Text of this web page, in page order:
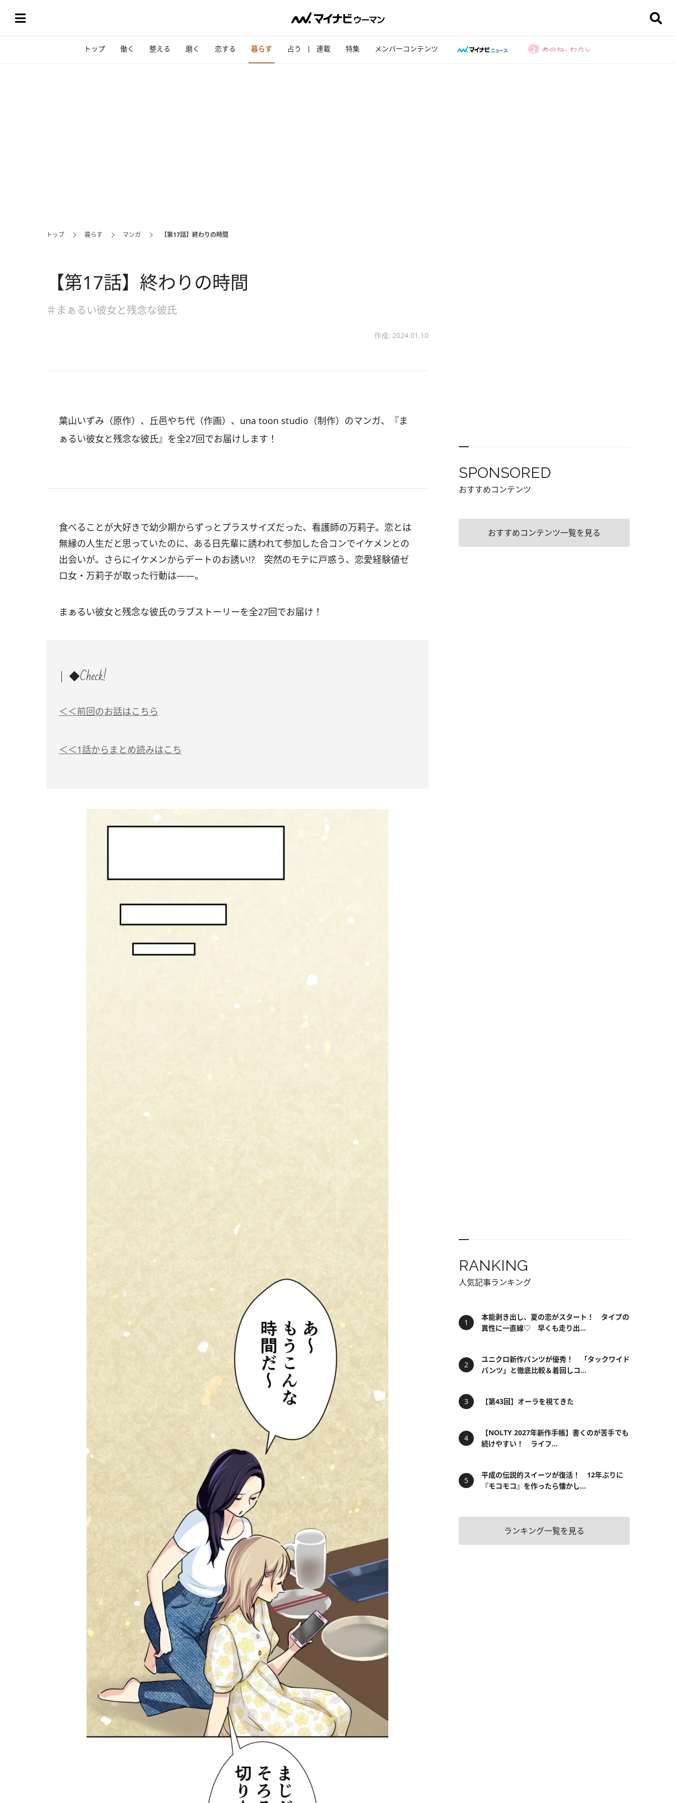
トップ 働く 整える 磨く 恋する 暮らす 占う 連載 特集 メンバーコンテンツ
トップ 暮らす マンガ 【第17話】終わりの時間
【第17話】終わりの時間
＃まぁるい彼女と残念な彼氏
作成: 2024.01.10
葉山いずみ（原作）、丘邑やち代（作画）、una toon studio（制作）のマンガ、『ま
ぁるい彼女と残念な彼氏』を全27回でお届けします！
食べることが大好きで幼少期からずっとプラスサイズだった、看護師の万莉子。恋とは
無縁の人生だと思っていたのに、ある日先輩に誘われて参加した合コンでイケメンとの
出会いが。さらにイケメンからデートのお誘い!? 突然のモテに戸惑う、恋愛経験値ゼ
ロ女・万莉子が取った行動は――。
まぁるい彼女と残念な彼氏のラブストーリーを全27回でお届け！
◆Check!
＜＜前回のお話はこちら
＜＜1話からまとめ読みはこち
SPONSORED
おすすめコンテンツ
おすすめコンテンツ一覧を見る
RANKING
人気記事ランキング
本能剥き出し、夏の恋がスタート！ タイプの
異性に一直線♡ 早くも走り出...
ユニクロ新作パンツが優秀！ 「タックワイド
パンツ」と徹底比較＆着回しコ...
【第43回】オーラを視てきた
【NOLTY 2027年新作手帳】書くのが苦手でも
続けやすい！ ライフ...
平成の伝説的スイーツが復活！ 12年ぶりに
『モコモコ』を作ったら懐かし...
ランキング一覧を見る